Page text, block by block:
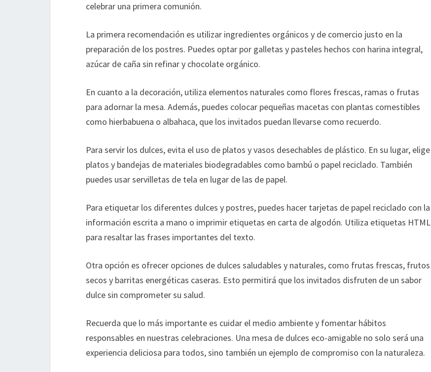
celebrar una primera comunión.
La primera recomendación es utilizar ingredientes orgánicos y de comercio justo en la
preparación de los postres. Puedes optar por galletas y pasteles hechos con harina integral,
azúcar de caña sin refinar y chocolate orgánico.
En cuanto a la decoración, utiliza elementos naturales como flores frescas, ramas o frutas
para adornar la mesa. Además, puedes colocar pequeñas macetas con plantas comestibles
como hierbabuena o albahaca, que los invitados puedan llevarse como recuerdo.
Para servir los dulces, evita el uso de platos y vasos desechables de plástico. En su lugar, elige
platos y bandejas de materiales biodegradables como bambú o papel reciclado. También
puedes usar servilletas de tela en lugar de las de papel.
Para etiquetar los diferentes dulces y postres, puedes hacer tarjetas de papel reciclado con la
información escrita a mano o imprimir etiquetas en carta de algodón. Utiliza etiquetas HTML
para resaltar las frases importantes del texto.
Otra opción es ofrecer opciones de dulces saludables y naturales, como frutas frescas, frutos
secos y barritas energéticas caseras. Esto permitirá que los invitados disfruten de un sabor
dulce sin comprometer su salud.
Recuerda que lo más importante es cuidar el medio ambiente y fomentar hábitos
responsables en nuestras celebraciones. Una mesa de dulces eco-amigable no solo será una
experiencia deliciosa para todos, sino también un ejemplo de compromiso con la naturaleza.